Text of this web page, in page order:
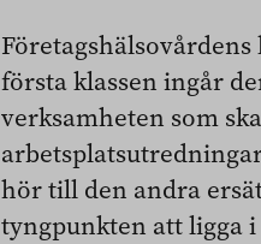
första klassen ingår
verksamheten som
hör till den andra
tyngpunkten att ligga